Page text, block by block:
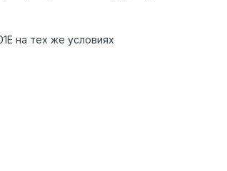
на тех же условиях